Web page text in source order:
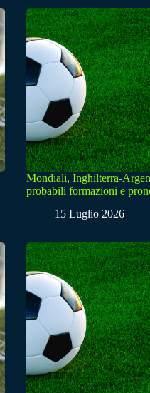
Mondiali, Inghilterra-
probabili formazioni e
15 Luglio 2026